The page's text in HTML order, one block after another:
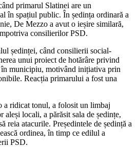
primarul Slatinei are un
în spațiul public. În ședința ordinară a
De Mezzo a avut o ieșire similară,
consilierilor PSD.
ședinței, când consilierii social-
unui proiect de hotărâre privind
municipiu, motivând inițiativa prin
Reacția primarului a fost una
a ridicat tonul, a folosit un limbaj
aleși locali, a părăsit sala de ședințe,
reia atacurile. Președintele de ședință a
ordinea, în timp ce edilul a
PSD.